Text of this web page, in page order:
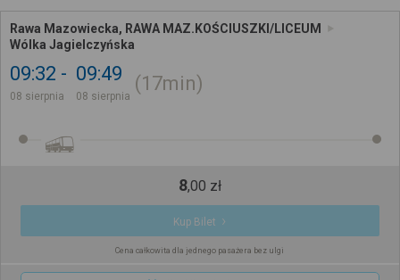
Rawa Mazowiecka, RAWA MAZ.KOŚCIUSZKI/LICEUM
Wólka Jagielczyńska
09:32
08 sierpnia
09:49
08 sierpnia
17min
8,00 zł
Kup Bilet
Cena całkowita dla jednego pasażera bez ulgi